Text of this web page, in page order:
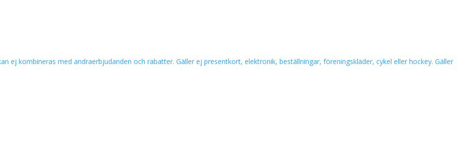
ej kombineras med andraerbjudanden och rabatter. Gäller ej presentkort, elektronik, beställningar, föreningskläder, cykel eller hockey. Gäller